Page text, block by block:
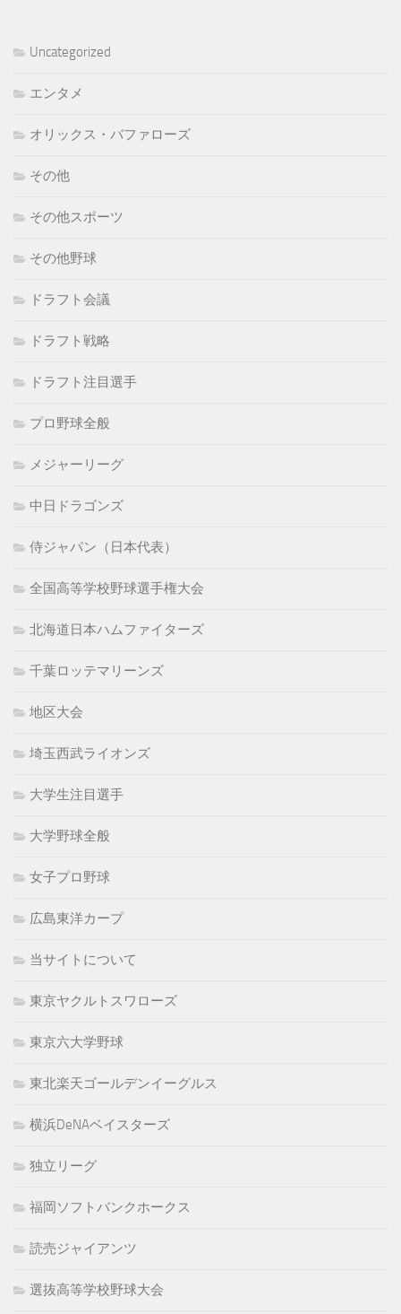
ブ
Uncategorized
エンタメ
オリックス・バファローズ
その他
その他スポーツ
その他野球
ドラフト会議
ドラフト戦略
ドラフト注目選手
プロ野球全般
メジャーリーグ
中日ドラゴンズ
侍ジャパン（日本代表）
全国高等学校野球選手権大会
北海道日本ハムファイターズ
千葉ロッテマリーンズ
地区大会
埼玉西武ライオンズ
大学生注目選手
大学野球全般
女子プロ野球
広島東洋カープ
当サイトについて
東京ヤクルトスワローズ
東京六大学野球
東北楽天ゴールデンイーグルス
横浜DeNAベイスターズ
独立リーグ
福岡ソフトバンクホークス
読売ジャイアンツ
選抜高等学校野球大会